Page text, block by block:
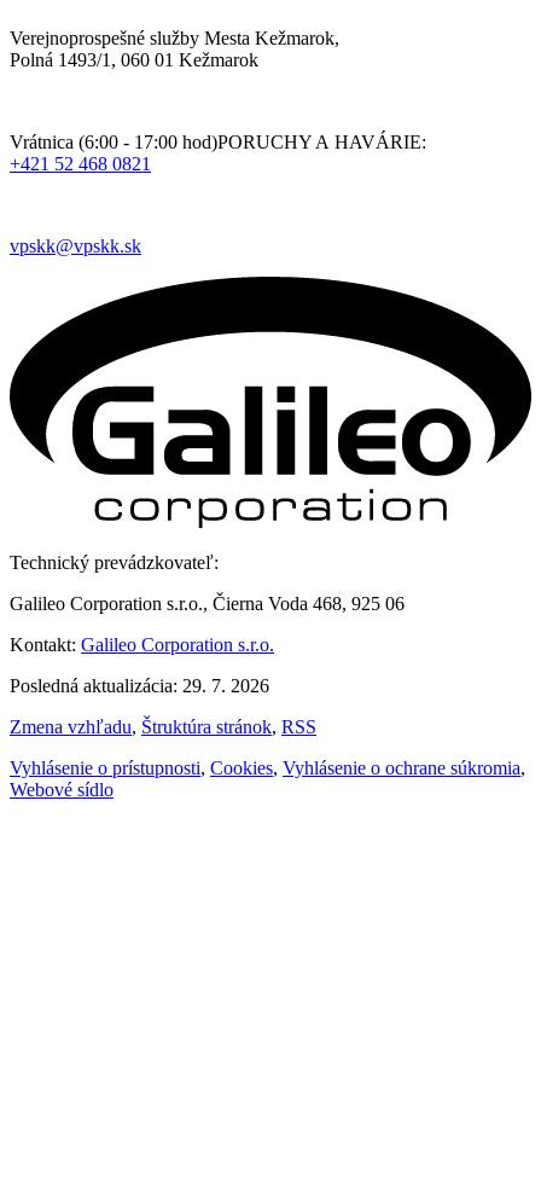
Verejnoprospešné služby Mesta Kežmarok,
Polná 1493/1, 060 01 Kežmarok
Vrátnica (6:00 - 17:00 hod)PORUCHY A HAVÁRIE:
+421 52 468 0821
vpskk@vpskk.sk
Technický prevádzkovateľ:
Galileo Corporation s.r.o., Čierna Voda 468, 925 06
Kontakt: Galileo Corporation s.r.o.
Posledná aktualizácia: 29. 7. 2026
Zmena vzhľadu, Štruktúra stránok, RSS
Vyhlásenie o prístupnosti, Cookies, Vyhlásenie o ochrane súkromia,
Webové sídlo